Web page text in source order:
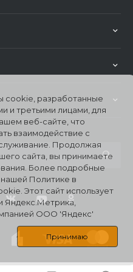
только
карты
cookie, разработанные
и третьими лицами, для
веб-сайте, что
взаимодействие с
Продолжая
сайта, вы принимаете
Более подробные
Политике в
Этот сайт использует
Яндекс.Метрика,
ООО 'Яндекс'
Принимаю